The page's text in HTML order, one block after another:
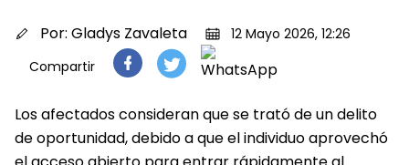
Por: Gladys Zavaleta
12 Mayo 2026, 12:26
Compartir
Los afectados consideran que se trató de un delito
de oportunidad, debido a que el individuo aprovechó